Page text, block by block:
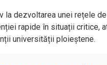
la dezvoltarea unei rețele
rapide în situații critice,
universității ploieștene.